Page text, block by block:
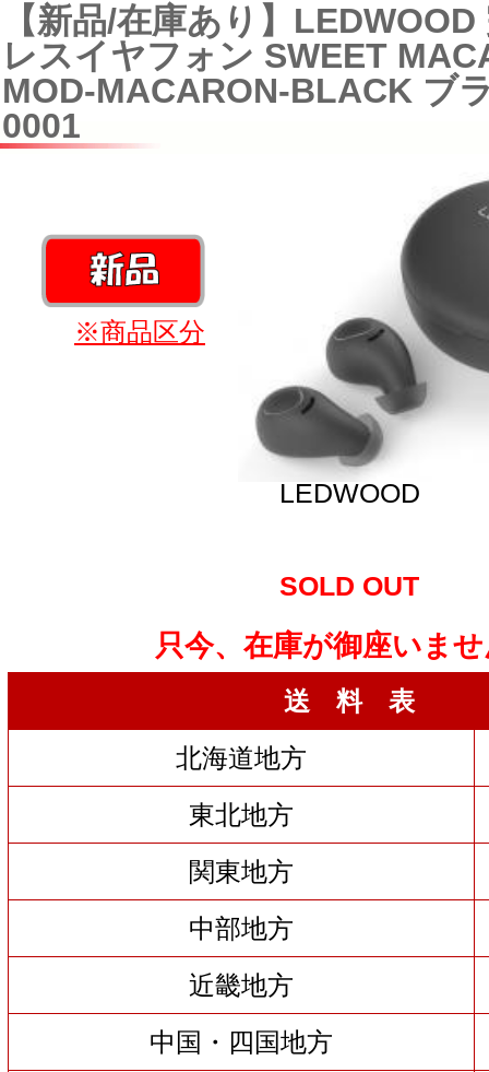
【新品/在庫あり】
レスイヤフォン SWEET
MOD-MACARON-BLACK ブ
0001
※商品区分
LEDWOOD
SOLD OUT
只今、在庫が御座いま
送 料 表
北海道地方
東北地方
関東地方
中部地方
近畿地方
中国・四国地方